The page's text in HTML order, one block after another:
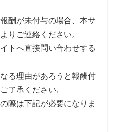
酬が未付与の場合、本サ
りご連絡ください。
トへ直接問い合わせする
る理由があろうと報酬付
了承ください。
際は下記が必要になりま